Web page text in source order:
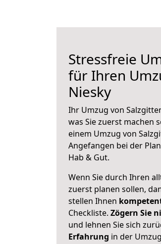
Stressfreie
für Ihren
Niesky
Ihr Umzug von
was Sie zuerst machen
einem Umzug von
Angefangen bei der
Hab & Gut.
Wenn Sie durch Ihren
zuerst planen sollen,
stellen Ihnen
Checkliste. Zögern Sie
und lehnen Sie sich
Erfahrung in der